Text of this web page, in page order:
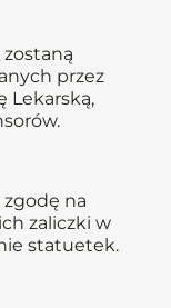
przez
Lekarską,
zgodę na
zaliczki w
statuetek.